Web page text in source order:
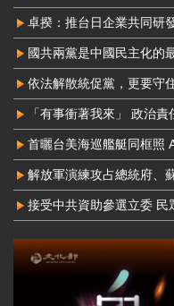
卓揆：推台日企業共同研
國共兩黨是中國民主化的
依法解散統促黨，更要守
「有事衝著我來」 政治責
首曬台美海巡艦艇同框照
解放軍演練攻占總統府、
接受中共資助參選立委 民